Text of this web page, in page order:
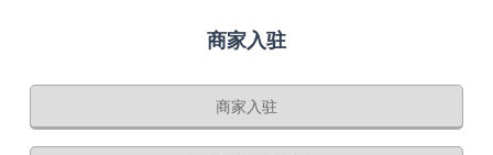
商家入驻
商家入驻